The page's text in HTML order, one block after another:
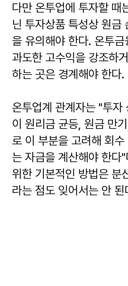
다만 온투업에 투자할 때
닌 투자상품 특성상 원금
을 유의해야 한다. 온투
과도한 고수익을 강조하
하는 곳은 경계해야 한다.
온투업계 관계자는 "투자
이 원리금 균등, 원금 만
로 이 부분을 고려해 회
는 자금을 계산해야 한다
위한 기본적인 방법은 분
라는 점도 잊어서는 안